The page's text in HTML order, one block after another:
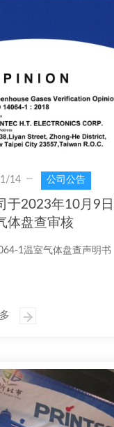
14 公司公告
于2023年10月9
体盘查审核
1温室气体盘查声明书